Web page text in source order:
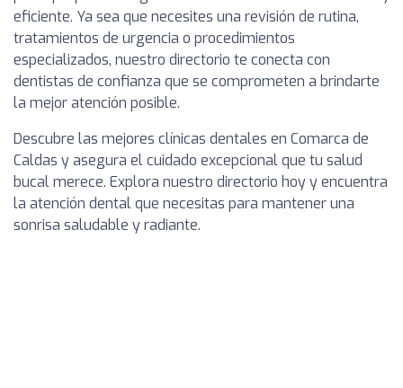
eficiente. Ya sea que necesites una revisión de rutina,
tratamientos de urgencia o procedimientos
especializados, nuestro directorio te conecta con
dentistas de confianza que se comprometen a brindarte
la mejor atención posible.
Descubre las mejores clínicas dentales en Comarca de
Caldas y asegura el cuidado excepcional que tu salud
bucal merece. Explora nuestro directorio hoy y encuentra
la atención dental que necesitas para mantener una
sonrisa saludable y radiante.